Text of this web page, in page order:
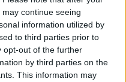
continue seeing
information utilized by
to third parties prior to
opt-out of the further
by third parties on the
This information may